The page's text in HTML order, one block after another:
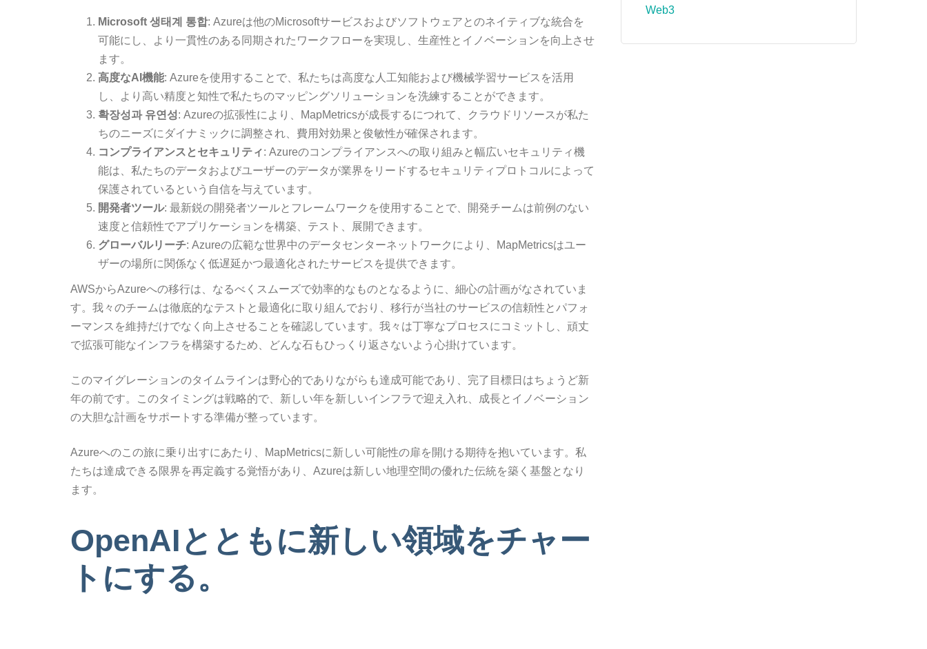
Microsoft 생태계 통합: Azureは他のMicrosoftサービスおよびソフトウェアとのネイティブな統合を
可能にし、より一貫性のある同期されたワークフローを実現し、生産性とイノベーションを向上させ
ます。
高度なAI機能: Azureを使用することで、私たちは高度な人工知能および機械学習サービスを活用
し、より高い精度と知性で私たちのマッピングソリューションを洗練することができます。
확장성과 유연성: Azureの拡張性により、MapMetricsが成長するにつれて、クラウドリソースが私た
ちのニーズにダイナミックに調整され、費用対効果と俊敏性が確保されます。
コンプライアンスとセキュリティ: Azureのコンプライアンスへの取り組みと幅広いセキュリティ機
能は、私たちのデータおよびユーザーのデータが業界をリードするセキュリティプロトコルによって
保護されているという自信を与えています。
開発者ツール: 最新鋭の開発者ツールとフレームワークを使用することで、開発チームは前例のない
速度と信頼性でアプリケーションを構築、テスト、展開できます。
グローバルリーチ: Azureの広範な世界中のデータセンターネットワークにより、MapMetricsはユー
ザーの場所に関係なく低遅延かつ最適化されたサービスを提供できます。
AWSからAzureへの移行は、なるべくスムーズで効率的なものとなるように、細心の計画がなされていま
す。我々のチームは徹底的なテストと最適化に取り組んでおり、移行が当社のサービスの信頼性とパフォ
ーマンスを維持だけでなく向上させることを確認しています。我々は丁寧なプロセスにコミットし、頑丈
で拡張可能なインフラを構築するため、どんな石もひっくり返さないよう心掛けています。
このマイグレーションのタイムラインは野心的でありながらも達成可能であり、完了目標日はちょうど新
年の前です。このタイミングは戦略的で、新しい年を新しいインフラで迎え入れ、成長とイノベーション
の大胆な計画をサポートする準備が整っています。
Azureへのこの旅に乗り出すにあたり、MapMetricsに新しい可能性の扉を開ける期待を抱いています。私
たちは達成できる限界を再定義する覚悟があり、Azureは新しい地理空間の優れた伝統を築く基盤となり
ます。
OpenAIとともに新しい領域をチャー
トにする。
Web3